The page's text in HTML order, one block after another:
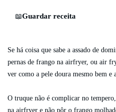
📖Guardar receita
Se há coisa que sabe a assado de
pernas de frango na airfryer, ou air
ver como a pele doura mesmo bem e
O truque não é complicar no
na airfryer e não pôr o frango